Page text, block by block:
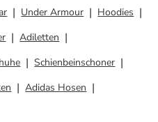
Under Armour
Hoodies
Adiletten
Schienbeinschoner
Adidas Hosen